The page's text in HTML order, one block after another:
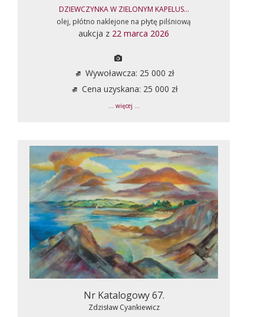
DZIEWCZYNKA W ZIELONYM KAPELUS...
olej, płótno naklejone na płytę pilśniową
aukcja z 22 marca 2026
Wywoławcza: 25 000 zł
Cena uzyskana: 25 000 zł
... więcej ...
Nr Katalogowy 67.
Zdzisław Cyankiewicz